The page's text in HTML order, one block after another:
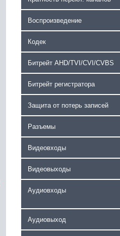
Воспроизведение
Кодек
Битрейт AHD/TVI/CVI/CVBS
Битрейт регистратора
Защита от потерь записей
Разъемы
Видеовходы
Видеовыходы
Аудиовходы
Аудиовыход